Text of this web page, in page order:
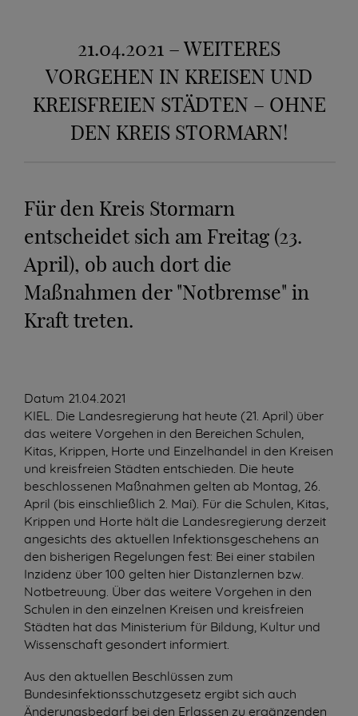
21.04.2021 – WEITERES
VORGEHEN IN KREISEN UND
KREISFREIEN STÄDTEN – OHNE
DEN KREIS STORMARN!
Für den Kreis Stormarn
entscheidet sich am Freitag (23.
April), ob auch dort die
Maßnahmen der "Notbremse" in
Kraft treten.
Datum 21.04.2021
KIEL. Die Landesregierung hat heute (21. April) über
das weitere Vorgehen in den Bereichen Schulen,
Kitas, Krippen, Horte und Einzelhandel in den Kreisen
und kreisfreien Städten entschieden. Die heute
beschlossenen Maßnahmen gelten ab Montag, 26.
April (bis einschließlich 2. Mai). Für die Schulen, Kitas,
Krippen und Horte hält die Landesregierung derzeit
angesichts des aktuellen Infektionsgeschehens an
den bisherigen Regelungen fest: Bei einer stabilen
Inzidenz über 100 gelten hier Distanzlernen bzw.
Notbetreuung. Über das weitere Vorgehen in den
Schulen in den einzelnen Kreisen und kreisfreien
Städten hat das Ministerium für Bildung, Kultur und
Wissenschaft gesondert informiert.
Aus den aktuellen Beschlüssen zum
Bundesinfektionsschutzgesetz ergibt sich auch
Änderungsbedarf bei den Erlassen zu ergänzenden